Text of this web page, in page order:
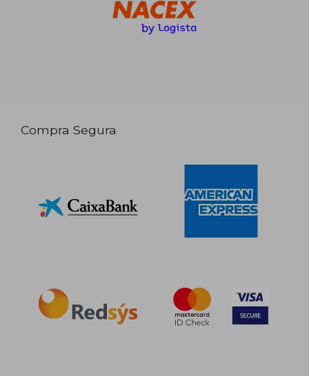
Compra Segura